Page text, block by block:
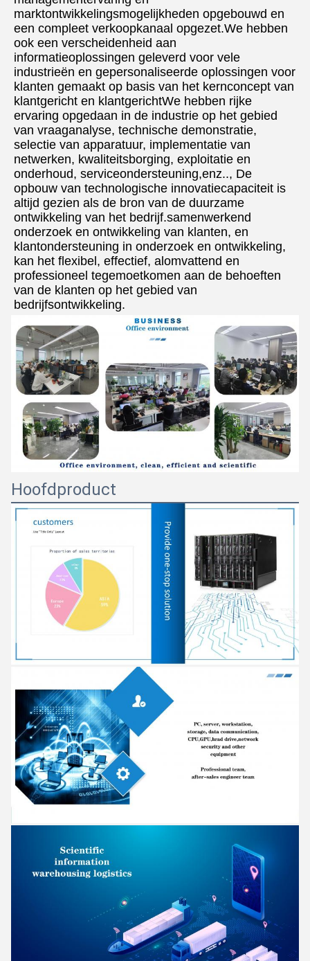
marktontwikkelingsmogelijkheden opgebouwd en
een compleet verkoopkanaal opgezet.We hebben
ook een verscheidenheid aan
informatieoplossingen geleverd voor vele
industrieën en gepersonaliseerde oplossingen voor
klanten gemaakt op basis van het kernconcept van
klantgericht en klantgerichtWe hebben rijke
ervaring opgedaan in de industrie op het gebied
van vraaganalyse, technische demonstratie,
selectie van apparatuur, implementatie van
netwerken, kwaliteitsborging, exploitatie en
onderhoud, serviceondersteuning,enz.., De
opbouw van technologische innovatiecapaciteit is
altijd gezien als de bron van de duurzame
ontwikkeling van het bedrijf.samenwerkend
onderzoek en ontwikkeling van klanten, en
klantondersteuning in onderzoek en ontwikkeling,
kan het flexibel, effectief, alomvattend en
professioneel tegemoetkomen aan de behoeften
van de klanten op het gebied van
bedrijfsontwikkeling.
Hoofdproduct